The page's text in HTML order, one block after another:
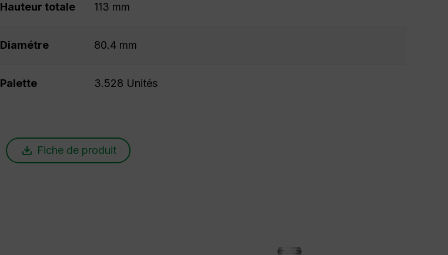
Hauteur totale 113 mm
Diamétre 80.4 mm
Palette 3.528 Unités
Fiche de produit